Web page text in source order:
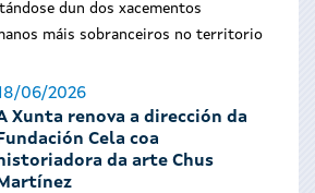
dun dos xacementos
máis sobranceiros no territorio
06/2026
Xunta renova a dirección da
Fundación Cela coa
historiadora da arte Chus
Martínez